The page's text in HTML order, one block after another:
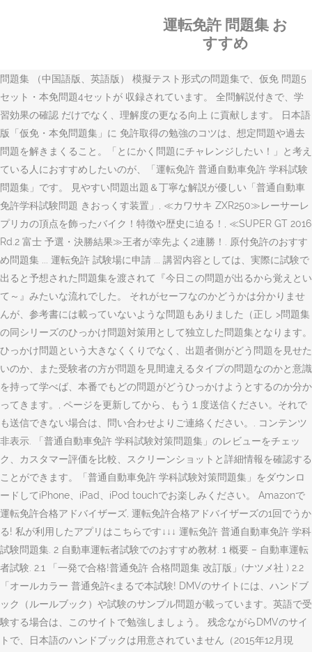
運転免許 問題集 お
すすめ
問題集 （中国語版、英語版） 模擬テスト形式の問題集で、仮免 問題5
セット・本免問題4セットが 収録されています。 全問解説付きで、学
習効果の確認 だけでなく、理解度の更なる向上 に貢献します。 日本語
版「仮免・本免問題集」に 免許取得の勉強のコツは、想定問題や過去
問題を解きまくること。「とにかく問題にチャレンジしたい！」と考え
ている人におすすめしたいのが、「運転免許 普通自動車免許 学科試験
問題集」です。 見やすい問題出題＆丁寧な解説が優しい「普通自動車
免許学科試験問題 きおっくす装置」, ≪カワサキ ZXR250≫レーサーレ
プリカの頂点を飾ったバイク！特徴や歴史に迫る！, ≪SUPER GT 2016
Rd.2 富士 予選・決勝結果≫王者が幸先よく2連勝！. 原付免許のおすす
め問題集 ... 運転免許 試験場に申請 ... 講習内容としては、実際に試験で
出ると予想された問題集を渡されて『今日この問題が出るから覚えとい
て～』みたいな流れでした。 それがセーフなのかどうかは分かりませ
んが、参考書には載っていないような問題もありました（正し >問題集
の同シリーズのひっかけ問題対策用として独立した問題集となります。
ひっかけ問題という大きなくくりでなく、出題者側がどう問題を見せた
いのか、また受験者の方が問題を見間違えるタイプの問題なのかと意識
を持って学べば、本番でもどの問題がどうひっかけようとするのか分か
ってきます。, ページを更新してから、もう１度送信ください。それで
も送信できない場合は、問い合わせよりご連絡ください。. コンテンツ
非表示. ‎「普通自動車免許 学科試験対策問題集」のレビューをチェッ
ク、カスタマー評価を比較、スクリーンショットと詳細情報を確認する
ことができます。「普通自動車免許 学科試験対策問題集」をダウンロ
ードしてiPhone、iPad、iPod touchでお楽しみください。 Amazonで
運転免許合格アドバイザーズ, 運転免許合格アドバイザーズの1回でうか
る! 私が利用したアプリはこちらです↓↓↓ 運転免許 普通自動車免許 学科
試験問題集. 2 自動車運転者試験でのおすすめ教材. 1 概要 – 自動車運転
者試験. 2.1 「一発で合格!普通免許 合格問題集 改訂版」(ナツメ社 ) 2.2
「オールカラー 普通免許<まるで本試験! DMVのサイトには、ハンドブ
ック（ルールブック）や試験のサンプル問題が載っています。英語で受
験する場合は、このサイトで勉強しましょう。 残念ながらDMVのサイ
トで、日本語のハンドブックは用意されていません（2015年12月現